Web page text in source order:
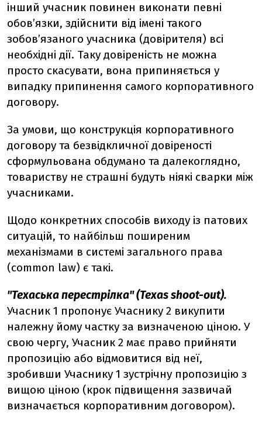
інший учасник повинен виконати певні
обов’язки, здійснити від імені такого
зобов’язаного учасника (довірителя) всі
необхідні дії. Таку довіреність не можна
просто скасувати, вона припиняється у
випадку припинення самого корпоративного
договору.
За умови, що конструкція корпоративного
договору та безвідкличної довіреності
сформульована обдумано та далекоглядно,
товариству не страшні будуть ніякі сварки між
учасниками.
Щодо конкретних способів виходу із патових
ситуацій, то найбільш поширеним
механізмами в системі загального права
(common law) є такі.
"Техаська перестрілка" (Texas shoot-out).
Учасник 1 пропонує Учаснику 2 викупити
належну йому частку за визначеною ціною. У
свою чергу, Учасник 2 має право прийняти
пропозицію або відмовитися від неї,
зробивши Учаснику 1 зустрічну пропозицію з
вищою ціною (крок підвищення зазвичай
визначається корпоративним договором).